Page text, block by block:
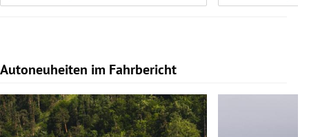
Autoneuheiten im Fahrbericht
Slide 1 von 7